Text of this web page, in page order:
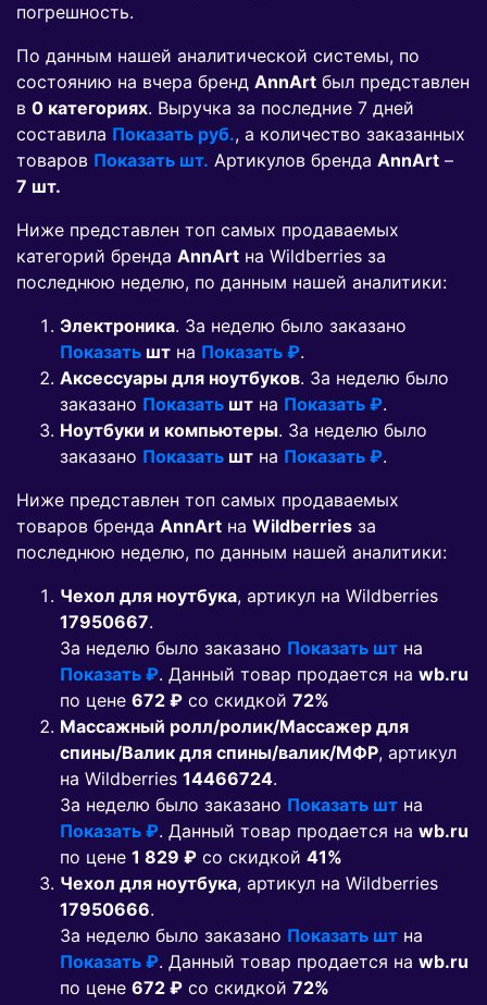
погрешность.
По данным нашей аналитической системы, по
состоянию на вчера бренд AnnArt был представлен
в 0 категориях. Выручка за последние 7 дней
составила Показать руб., а количество заказанных
товаров Показать шт. Артикулов бренда AnnArt –
7 шт.
Ниже представлен топ самых продаваемых
категорий бренда AnnArt на Wildberries за
последнюю неделю, по данным нашей аналитики:
Электроника. За неделю было заказано
Показать шт на Показать ₽.
Аксессуары для ноутбуков. За неделю было
заказано Показать шт на Показать ₽.
Ноутбуки и компьютеры. За неделю было
заказано Показать шт на Показать ₽.
Ниже представлен топ самых продаваемых
товаров бренда AnnArt на Wildberries за
последнюю неделю, по данным нашей аналитики:
Чехол для ноутбука, артикул на Wildberries
17950667.
За неделю было заказано Показать шт на
Показать ₽. Данный товар продается на wb.ru
по цене 672 ₽ co скидкой 72%
Массажный ролл/ролик/Массажер для
спины/Валик для спины/валик/МФР, артикул
на Wildberries 14466724.
За неделю было заказано Показать шт на
Показать ₽. Данный товар продается на wb.ru
по цене 1 829 ₽ co скидкой 41%
Чехол для ноутбука, артикул на Wildberries
17950666.
За неделю было заказано Показать шт на
Показать ₽. Данный товар продается на wb.ru
по цене 672 ₽ co скидкой 72%